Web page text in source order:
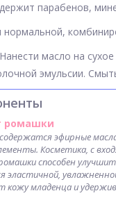
парабенов,
нормальной,
масло на
эмульсии.
ромашки
эфирные
Косметика, с
способен
эластичной,
кожу младенца и